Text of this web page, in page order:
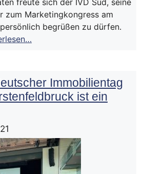
freute sich der IVD Süd, seine
zum Marketingkongress am
begrüßen zu dürfen.
Immobilientag
ist ein